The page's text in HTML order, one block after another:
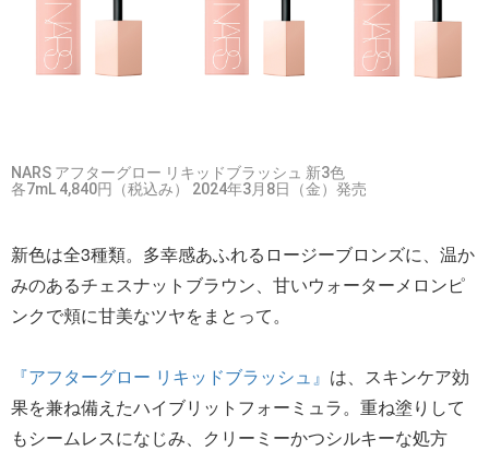
NARS アフターグロー リキッドブラッシュ 新3色
各7mL 4,840円（税込み） 2024年3月8日（金）発売
新色は全3種類。多幸感あふれるロージーブロンズに、温か
みのあるチェスナットブラウン、甘いウォーターメロンピ
ンクで頬に甘美なツヤをまとって。
『アフターグロー リキッドブラッシュ』 は、スキンケア効
果を兼ね備えたハイブリットフォーミュラ。重ね塗りして
もシームレスになじみ、クリーミーかつシルキーな処方